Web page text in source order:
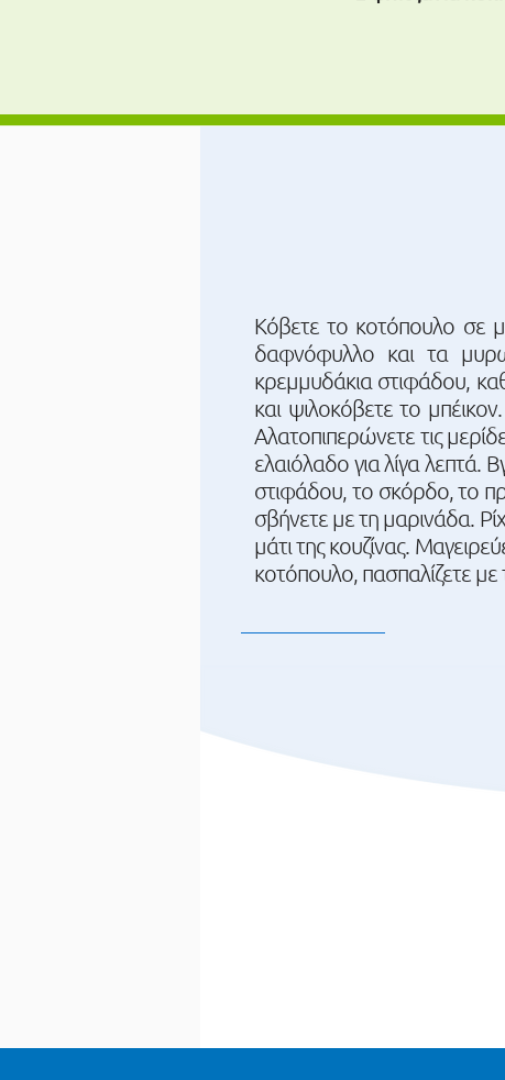
Κόβετε το κοτόπουλο σε
δαφνόφυλλο και τα
κρεμμυδάκια στιφάδου,
και ψιλοκόβετε το
Αλατοπιπερώνετε τις
ελαιόλαδο για λίγα λεπτά.
στιφάδου, το σκόρδο, το
σβήνετε με τη μαρινάδα.
μάτι της κουζίνας.
κοτόπουλο, πασπαλίζετε με